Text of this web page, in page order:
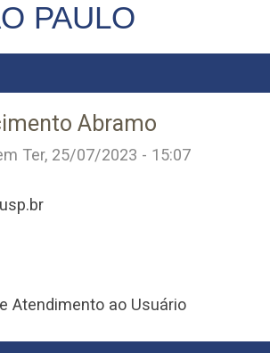
PAULO
Abramo
Ter, 25/07/2023 - 15:07
Atendimento ao Usuário